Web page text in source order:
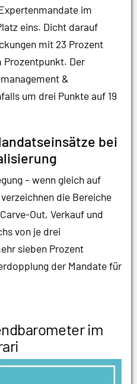
im
eins. Dicht darauf
mit 23 Prozent
Prozentpunkt. Der
&
um drei Punkte auf 19
bei
– wenn gleich auf
die Bereiche
Out, Verkauf und
von je drei
sieben Prozent
der Mandate für
im